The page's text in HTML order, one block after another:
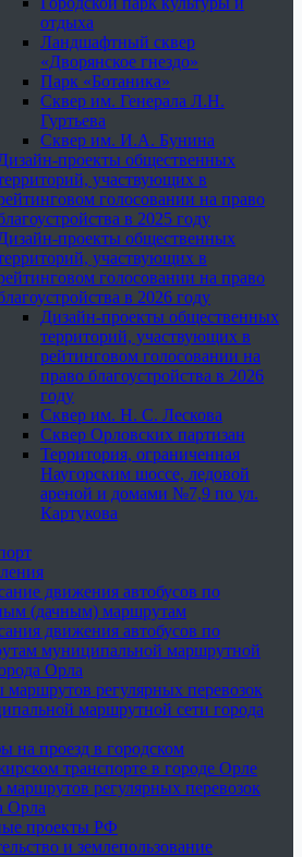
отдыха
Ландшафтный сквер
«Дворянское гнездо»
Парк «Ботаника»
Сквер им. Генерала Л.Н.
Гуртьева
Сквер им. И.А. Бунина
проекты общественных
участвующих в
голосовании на право
в 2025 году
проекты общественных
участвующих в
голосовании на право
в 2026 году
Дизайн-проекты общественных
территорий, участвующих в
рейтинговом голосовании на
право благоустройства в 2026
году
Сквер им. Н. С. Лескова
Сквер Орловских партизан
Территория, ограниченная
Наугорским шоссе, ледовой
ареной и домами №7,9 по ул.
Картукова
движения автобусов по
(дачным) маршрутам
движения автобусов по
муниципальной маршрутной
Орла
регулярных перевозок
маршрутной сети города
на проезд в городском
транспорте в городе Орле
маршрутов регулярных перевозок
Орла
проекты РФ
и землепользование